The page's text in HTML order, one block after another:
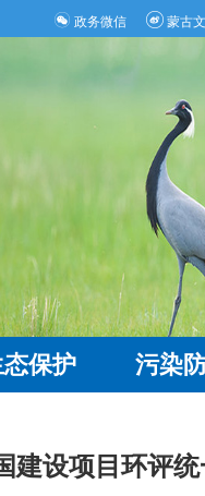
政务微信 蒙古
保护 污染
建设项目环评